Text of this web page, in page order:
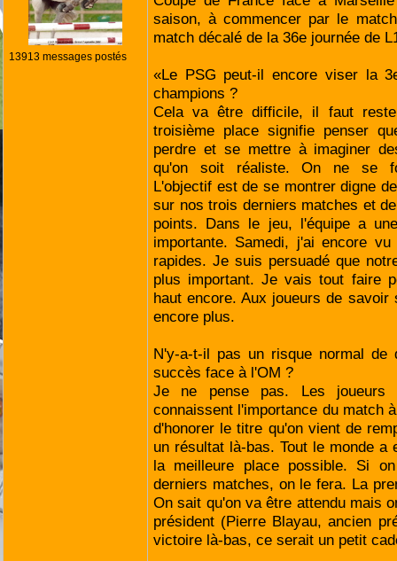
13913 messages postés
saison, à commencer par le
match décalé de la 36e journée de
«Le PSG peut-il encore viser la
champions ?
Cela va être difficile, il faut
troisième place signifie penser
perdre et se mettre à imaginer
qu'on soit réaliste. On ne se
L'objectif est de se montrer digne
sur nos trois derniers matches et
points. Dans le jeu, l'équipe a
importante. Samedi, j'ai encore
rapides. Je suis persuadé que
plus important. Je vais tout faire
haut encore. Aux joueurs de savoir
encore plus.
N'y-a-t-il pas un risque normal de
succès face à l'OM ?
Je ne pense pas. Les joueurs
connaissent l'importance du match
d'honorer le titre qu'on vient de
un résultat là-bas. Tout le monde
la meilleure place possible. Si
derniers matches, on le fera. La
On sait qu'on va être attendu mais
président (Pierre Blayau, ancien
victoire là-bas, ce serait un petit